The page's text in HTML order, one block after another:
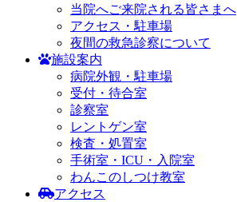
当院へご来院される皆さまへ
アクセス・駐車場
夜間の救急診察について
施設案内
病院外観・駐車場
受付・待合室
診察室
レントゲン室
検査・処置室
手術室・ICU・入院室
わんこのしつけ教室
アクセス